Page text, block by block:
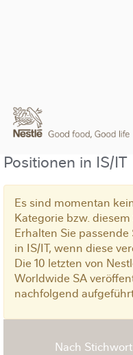
Positionen in IS/IT
Es sind momentan
Kategorie bzw.
Erhalten Sie
in IS/IT, wenn diese
Die 10 letzten von
Worldwide SA
nachfolgend
Nach